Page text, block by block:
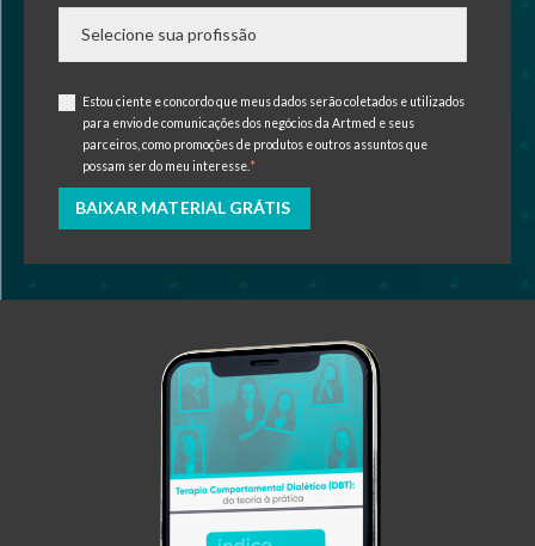
Estou ciente e concordo que meus dados serão coletados e utilizados
para envio de comunicações dos negócios da Artmed e seus
parceiros, como promoções de produtos e outros assuntos que
possam ser do meu interesse. *